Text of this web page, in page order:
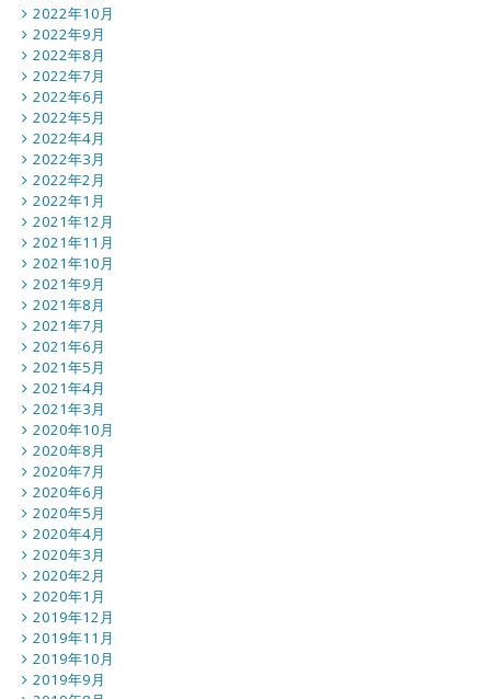
2022年10月
2022年9月
2022年8月
2022年7月
2022年6月
2022年5月
2022年4月
2022年3月
2022年2月
2022年1月
2021年12月
2021年11月
2021年10月
2021年9月
2021年8月
2021年7月
2021年6月
2021年5月
2021年4月
2021年3月
2020年10月
2020年8月
2020年7月
2020年6月
2020年5月
2020年4月
2020年3月
2020年2月
2020年1月
2019年12月
2019年11月
2019年10月
2019年9月